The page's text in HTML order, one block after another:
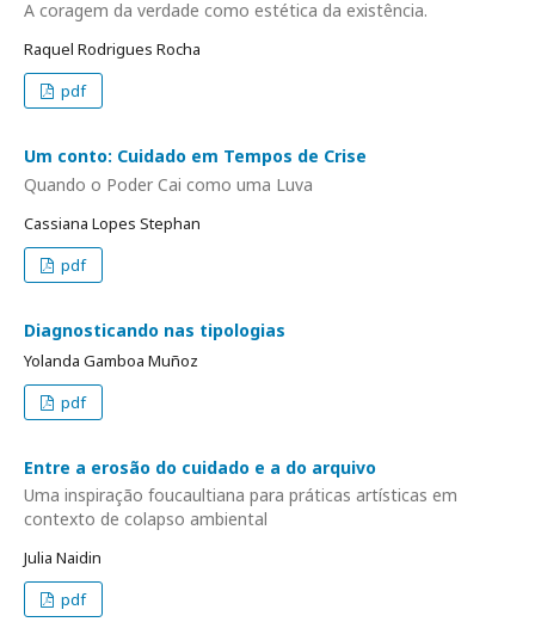
A coragem da verdade como estética da existência.
Raquel Rodrigues Rocha
pdf
Um conto: Cuidado em Tempos de Crise
Quando o Poder Cai como uma Luva
Cassiana Lopes Stephan
pdf
Diagnosticando nas tipologias
Yolanda Gamboa Muñoz
pdf
Entre a erosão do cuidado e a do arquivo
Uma inspiração foucaultiana para práticas artísticas em
contexto de colapso ambiental
Julia Naidin
pdf